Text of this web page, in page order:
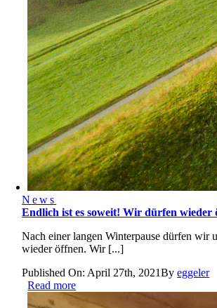
News
Endlich ist es soweit! Wir dürfen wieder
Nach einer langen Winterpause dürfen wir
wieder öffnen. Wir [...]
Published On: April 27th, 2021Byeggeler
Read more